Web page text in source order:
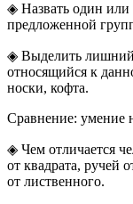
◈ Назвать один или
предложенной
◈ Выделить лишний
относящийся к
носки, кофта.
Сравнение: умение
◈ Чем отличается
от квадрата, ручей
от лиственного.